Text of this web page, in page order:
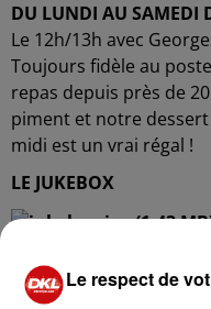
DU LUNDI AU SAMEDI
Le 12h/13h avec
Toujours fidèle au
repas depuis près de
piment et notre dessert
midi est un vrai régal !
LE JUKEBOX
LE LUNDI, MARDI,
21H
Le respect de